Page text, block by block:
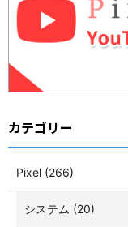
カテゴリー
Pixel (266)
システム (20)